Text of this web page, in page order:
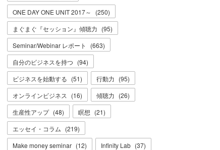
ONE DAY ONE UNIT 2017～
(250)
まぐまぐ『セッション』傾聴力 (95)
Seminar/Webinar レポート
(663)
自分のビジネスを持つ (94)
ビジネスを始動する (51) 行動力 (95)
オンラインビジネス
(16) 傾聴力 (26)
生産性アップ (48) 瞑想 (21)
エッセイ・コラム (219)
Make money seminar (12) Infinity Lab (37)